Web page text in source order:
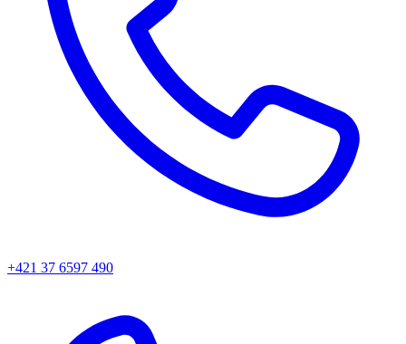
+421 37 6597 490